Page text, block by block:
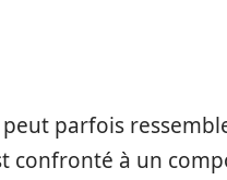
parfois
confronté à un